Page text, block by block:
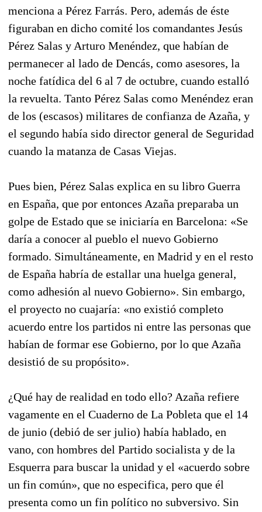
menciona a Pérez Farrás. Pero, además de éste
figuraban en dicho comité los comandantes Jesús
Pérez Salas y Arturo Menéndez, que habían de
permanecer al lado de Dencás, como asesores, la
noche fatídica del 6 al 7 de octubre, cuando estalló
la revuelta. Tanto Pérez Salas como Menéndez eran
de los (escasos) militares de confianza de Azaña, y
el segundo había sido director general de Seguridad
cuando la matanza de Casas Viejas.
Pues bien, Pérez Salas explica en su libro Guerra
en España, que por entonces Azaña preparaba un
golpe de Estado que se iniciaría en Barcelona: «Se
daría a conocer al pueblo el nuevo Gobierno
formado. Simultáneamente, en Madrid y en el resto
de España habría de estallar una huelga general,
como adhesión al nuevo Gobierno». Sin embargo,
el proyecto no cuajaría: «no existió completo
acuerdo entre los partidos ni entre las personas que
habían de formar ese Gobierno, por lo que Azaña
desistió de su propósito».
¿Qué hay de realidad en todo ello? Azaña refiere
vagamente en el Cuaderno de La Pobleta que el 14
de junio (debió de ser julio) había hablado, en
vano, con hombres del Partido socialista y de la
Esquerra para buscar la unidad y el «acuerdo sobre
un fin común», que no especifica, pero que él
presenta como un fin político no subversivo. Sin